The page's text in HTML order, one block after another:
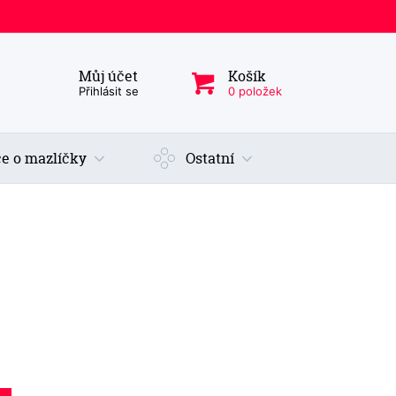
Můj účet
Přihlásit se
Košík
0 položek
produkt, kategorie...
o mazlíčky Ostatní